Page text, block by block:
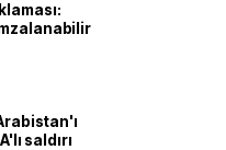
saldırı